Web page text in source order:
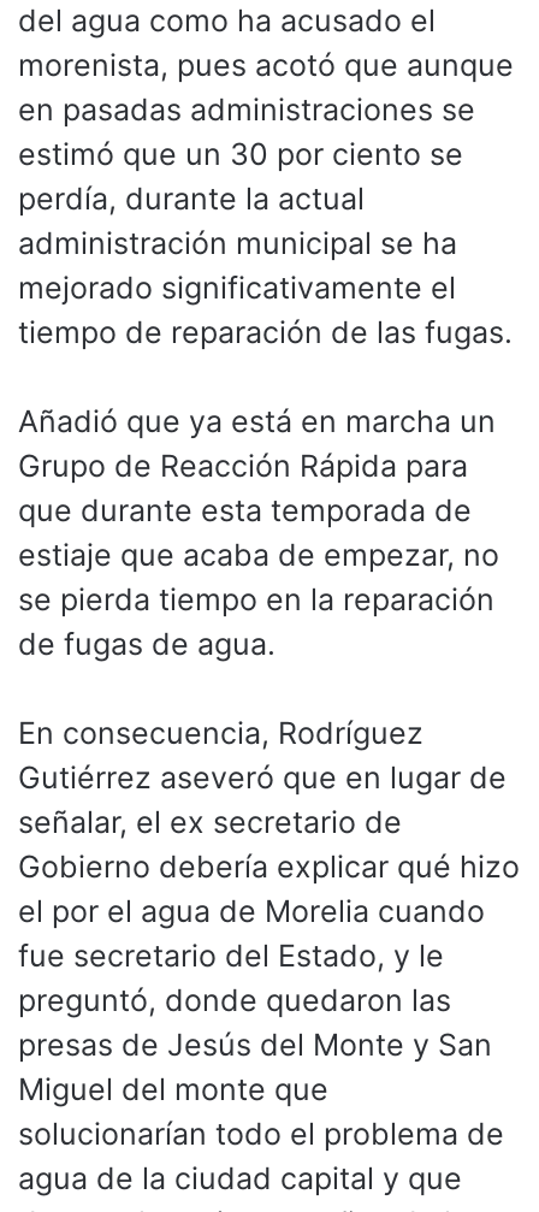
del agua como ha acusado el
morenista, pues acotó que aunque
en pasadas administraciones se
estimó que un 30 por ciento se
perdía, durante la actual
administración municipal se ha
mejorado significativamente el
tiempo de reparación de las fugas.
Añadió que ya está en marcha un
Grupo de Reacción Rápida para
que durante esta temporada de
estiaje que acaba de empezar, no
se pierda tiempo en la reparación
de fugas de agua.
En consecuencia, Rodríguez
Gutiérrez aseveró que en lugar de
señalar, el ex secretario de
Gobierno debería explicar qué hizo
el por el agua de Morelia cuando
fue secretario del Estado, y le
preguntó, donde quedaron las
presas de Jesús del Monte y San
Miguel del monte que
solucionarían todo el problema de
agua de la ciudad capital y que